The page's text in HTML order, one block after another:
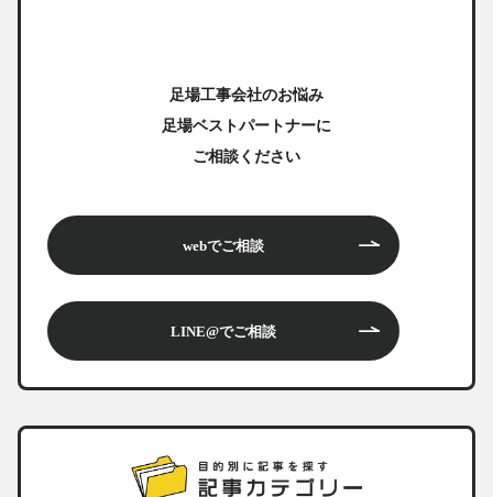
足場工事会社のお悩み
足場ベストパートナーに
ご相談ください
webでご相談
LINE@でご相談